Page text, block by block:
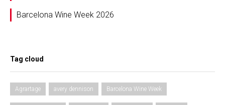
Barcelona Wine Week 2026
Tag cloud
Agrartage avery dennison Barcelona Wine Week